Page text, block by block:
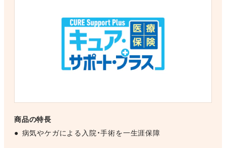
商品の特長
● 病気やケガによる入院・手術を一生涯保障